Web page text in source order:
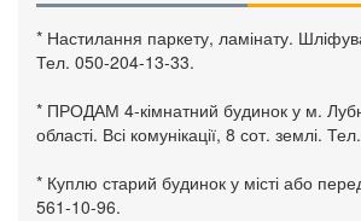
* Настилання паркету, ламінату.
Тел. 050-204-13-33.
* ПРОДАМ 4-кімнатний будинок у м.
області. Всі комунікації, 8 сот. землі.
* Куплю старий будинок у місті або
561-10-96.